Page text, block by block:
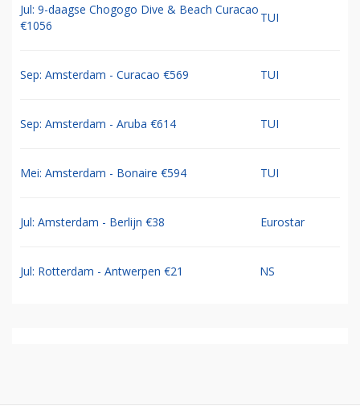
Jul: 9-daagse Chogogo Dive & Beach Curacao
€1056
TUI
Sep: Amsterdam - Curacao €569 TUI
Sep: Amsterdam - Aruba €614 TUI
Mei: Amsterdam - Bonaire €594 TUI
Jul: Amsterdam - Berlijn €38 Eurostar
Jul: Rotterdam - Antwerpen €21 NS